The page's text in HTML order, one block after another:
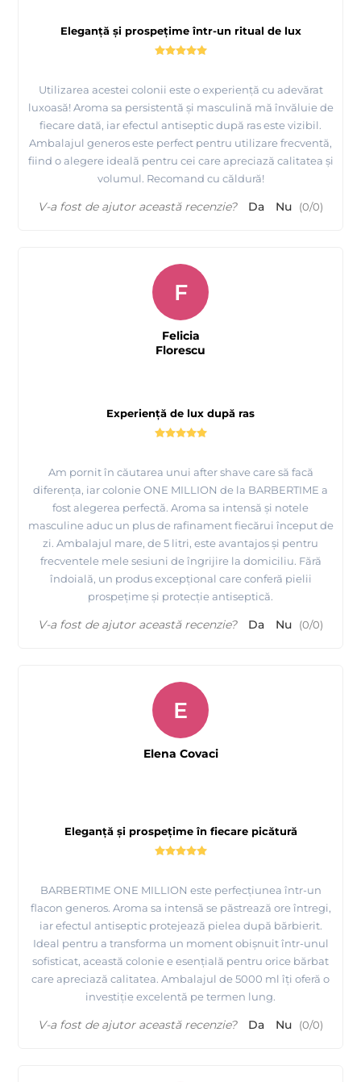
Eleganță și prospețime într-un ritual de lux
Utilizarea acestei colonii este o experiență cu adevărat
luxoasă! Aroma sa persistentă și masculină mă învăluie de
fiecare dată, iar efectul antiseptic după ras este vizibil.
Ambalajul generos este perfect pentru utilizare frecventă,
fiind o alegere ideală pentru cei care apreciază calitatea și
volumul. Recomand cu căldură!
V-a fost de ajutor această recenzie? Da Nu (0/0)
Experiență de lux după ras
Am pornit în căutarea unui after shave care să facă
diferența, iar colonie ONE MILLION de la BARBERTIME a
fost alegerea perfectă. Aroma sa intensă și notele
masculine aduc un plus de rafinament fiecărui început de
zi. Ambalajul mare, de 5 litri, este avantajos și pentru
frecventele mele sesiuni de îngrijire la domiciliu. Fără
îndoială, un produs excepțional care conferă pielii
prospețime și protecție antiseptică.
F
Felicia
Florescu
V-a fost de ajutor această recenzie? Da Nu (0/0)
Eleganță și prospețime în fiecare picătură
BARBERTIME ONE MILLION este perfecțiunea într-un
flacon generos. Aroma sa intensă se păstrează ore întregi,
iar efectul antiseptic protejează pielea după bărbierit.
Ideal pentru a transforma un moment obișnuit într-unul
sofisticat, această colonie e esențială pentru orice bărbat
care apreciază calitatea. Ambalajul de 5000 ml îți oferă o
investiție excelentă pe termen lung.
E
Elena Covaci
V-a fost de ajutor această recenzie? Da Nu (0/0)